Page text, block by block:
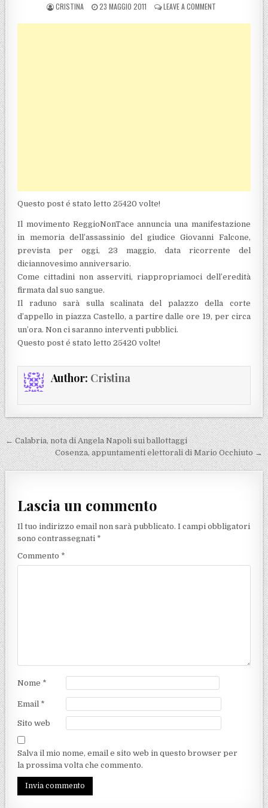
POSTED BY
CRISTINA POSTED ON
23 MAGGIO 2011 LEAVE A COMMENTON REGGIO
Questo post é stato letto 25420 volte!
Il movimento ReggioNonTace annuncia una manifestazione
in memoria dell’assassinio del giudice Giovanni Falcone,
prevista per oggi, 23 maggio, data ricorrente del
diciannovesimo anniversario.
Come cittadini non asserviti, riappropriamoci dell’eredità
firmata dal suo sangue.
Il raduno sarà sulla scalinata del palazzo della corte
d’appello in piazza Castello, a partire dalle ore 19, per circa
un’ora. Non ci saranno interventi pubblici.
Questo post é stato letto 25420 volte!
Author: Cristina
Navigazione articoli
← Calabria, nota di Angela Napoli sui ballottaggi
Cosenza, appuntamenti elettorali di Mario Occhiuto →
Lascia un commento
Il tuo indirizzo email non sarà pubblicato. I campi obbligatori
sono contrassegnati *
Commento *
Nome *
Email *
Sito web
Salva il mio nome, email e sito web in questo browser per
la prossima volta che commento.